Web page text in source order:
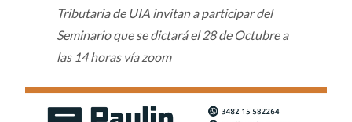
Tributaria de UIA invitan a participar del
Seminario que se dictará el 28 de Octubre a
las 14 horas vía zoom